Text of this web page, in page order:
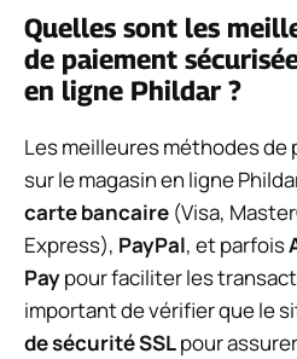
Quelles sont les
de paiement
en ligne Phildar ?
Les meilleures méthodes
sur le magasin en ligne
carte bancaire (Visa,
Express), PayPal, et parfois
Paypour faciliter les
important de vérifier que le
de sécurité SSLpour